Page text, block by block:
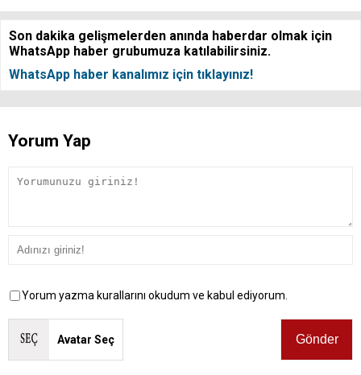
Son dakika gelişmelerden anında haberdar olmak için
WhatsApp haber grubumuza katılabilirsiniz.
WhatsApp haber kanalımız için tıklayınız!
Yorum Yap
Yorum yazma kurallarını okudum ve kabul ediyorum.
Avatar Seç